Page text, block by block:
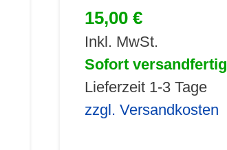
15,00 €
Inkl. MwSt.
Sofort versandfertig
Lieferzeit 1-3 Tage
zzgl. Versandkosten